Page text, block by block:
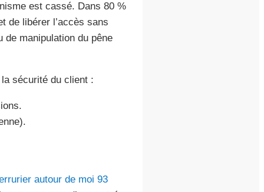
est cassé. Dans 80 %
de libérer l’accès sans
de manipulation du pêne
sécurité du client :
autour de moi 93